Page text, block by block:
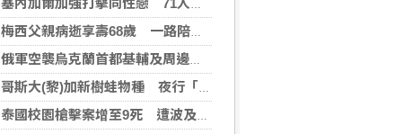
塞內加爾加強打擊同性戀 71人遭控「違反自然行為」
梅西父親病逝享壽68歲 一路陪伴兒子闖蕩足壇
俄軍空襲烏克蘭首都基輔及周邊區域 造成4人喪命
哥斯大(黎)加新樹蛙物種 夜行「咖啡蛙」體長不到4公分
泰國校園槍擊案增至9死 遭波及12歲女童不治